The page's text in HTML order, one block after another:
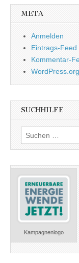
META
Anmelden
Eintrags-Feed
Kommentar-
WordPress.org
SUCHHILFE
Suchen
nach:
Kampagnenlogo